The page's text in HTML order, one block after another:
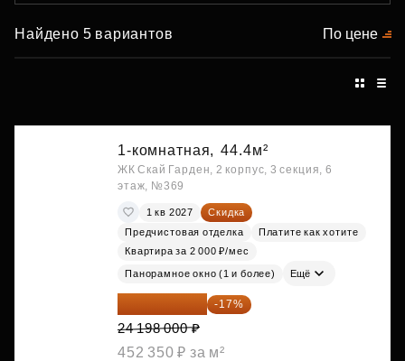
Найдено 5 вариантов По цене
1-комнатная, 44.4м²
ЖК Скай Гарден, 2 корпус, 3 секция, 6
этаж, №369
1 кв 2027
Скидка
Предчистовая отделка
Платите как хотите
Квартира за 2 000 ₽/мес
Панорамное окно (1 и более) Ещё
20 084 340 ₽ -17%
24 198 000 ₽
452 350 ₽ за м²